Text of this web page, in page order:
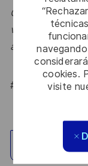
cookies.
visite
Om er zeker
vormen kunnen
assessment.
#LI-LJ1
Explorar